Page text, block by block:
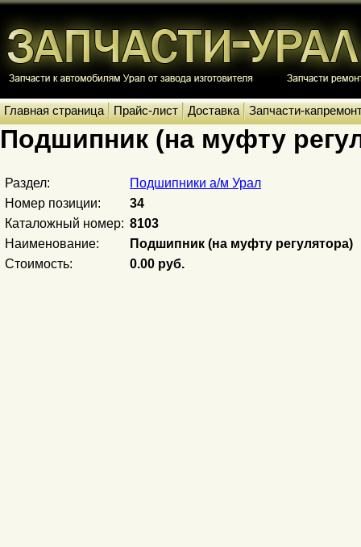
Главная страница Прайс-лист Доставка Запчасти-
Подшипник (на муфту
Раздел:
Подшипники а/м Урал
Номер позиции:
34
Каталожный номер: 8103
Наименование:
Подшипник (на муфту регулятора)
Стоимость:
0.00 руб.